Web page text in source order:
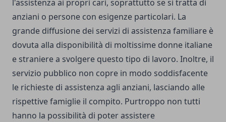
l'assistenza ai propri cari, soprattutto se si tratta di
anziani o persone con esigenze particolari. La
grande diffusione dei servizi di assistenza familiare è
dovuta alla disponibilità di moltissime donne italiane
e straniere a svolgere questo tipo di lavoro. Inoltre, il
servizio pubblico non copre in modo soddisfacente
le richieste di assistenza agli anziani, lasciando alle
rispettive famiglie il compito. Purtroppo non tutti
hanno la possibilità di poter assistere